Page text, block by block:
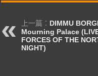
上一篇： DIMMU
Mourning Palace
FORCES OF THE
NIGHT)